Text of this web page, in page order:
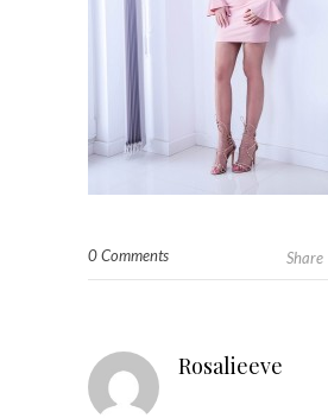
0 Comments Share
Rosalieeve